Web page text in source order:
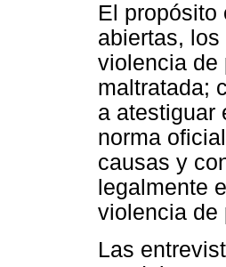
El propósito
abiertas,
violencia de
maltratada;
a atestiguar
norma
causas y
legalmente
violencia de
Las